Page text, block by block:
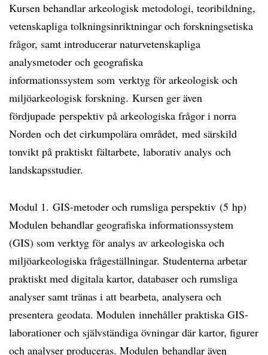
Kursen behandlar arkeologisk metodologi, teoribildning,
vetenskapliga tolkningsinriktningar och forskningsetiska
frågor, samt introducerar naturvetenskapliga
analysmetoder och geografiska
informationssystem som verktyg för arkeologisk och
miljöarkeologisk forskning. Kursen ger även
fördjupade perspektiv på arkeologiska frågor i norra
Norden och det cirkumpolära området, med särskild
tonvikt på praktiskt fältarbete, laborativ analys och
landskapsstudier.
Modul 1. GIS-metoder och rumsliga perspektiv (5 hp)
Modulen behandlar geografiska informationssystem
(GIS) som verktyg för analys av arkeologiska och
miljöarkeologiska frågeställningar. Studenterna arbetar
praktiskt med digitala kartor, databaser och rumsliga
analyser samt tränas i att bearbeta, analysera och
presentera geodata. Modulen innehåller praktiska GIS-
laborationer och självständiga övningar där kartor, figurer
och analyser produceras. Modulen behandlar även